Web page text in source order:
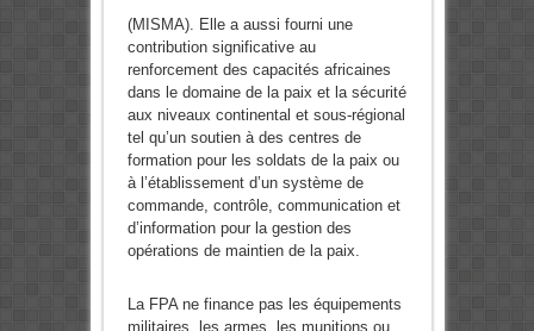
(MISMA). Elle a aussi fourni une
contribution significative au
renforcement des capacités africaines
dans le domaine de la paix et la sécurité
aux niveaux continental et sous-régional
tel qu’un soutien à des centres de
formation pour les soldats de la paix ou
à l’établissement d’un système de
commande, contrôle, communication et
d’information pour la gestion des
opérations de maintien de la paix.
La FPA ne finance pas les équipements
militaires, les armes, les munitions ou